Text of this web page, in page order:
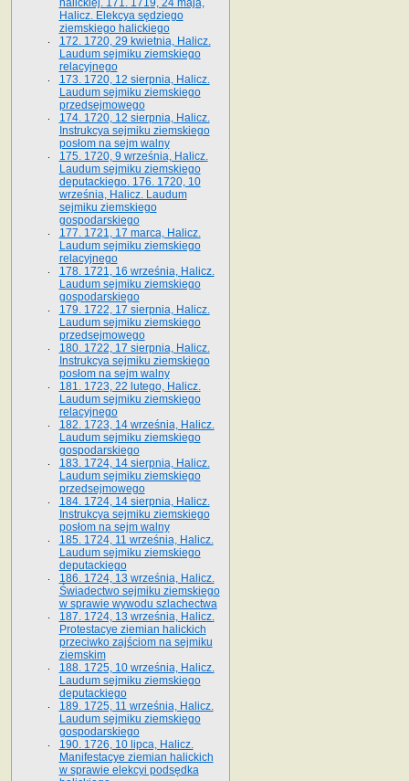
halickiej. 171. 1719, 24 maja,
Halicz. Elekcya sędziego
ziemskiego halickiego
172. 1720, 29 kwietnia, Halicz.
Laudum sejmiku ziemskiego
relacyjnego
173. 1720, 12 sierpnia, Halicz.
Laudum sejmiku ziemskiego
przedsejmowego
174. 1720, 12 sierpnia, Halicz.
Instrukcya sejmiku ziemskiego
posłom na sejm walny
175. 1720, 9 września, Halicz.
Laudum sejmiku ziemskiego
deputackiego. 176. 1720, 10
września, Halicz. Laudum
sejmiku ziemskiego
gospodarskiego
177. 1721, 17 marca, Halicz.
Laudum sejmiku ziemskiego
relacyjnego
178. 1721, 16 września, Halicz.
Laudum sejmiku ziemskiego
gospodarskiego
179. 1722, 17 sierpnia, Halicz.
Laudum sejmiku ziemskiego
przedsejmowego
180. 1722, 17 sierpnia, Halicz.
Instrukcya sejmiku ziemskiego
posłom na sejm walny
181. 1723, 22 lutego, Halicz.
Laudum sejmiku ziemskiego
relacyjnego
182. 1723, 14 września, Halicz.
Laudum sejmiku ziemskiego
gospodarskiego
183. 1724, 14 sierpnia, Halicz.
Laudum sejmiku ziemskiego
przedsejmowego
184. 1724, 14 sierpnia, Halicz.
Instrukcya sejmiku ziemskiego
posłom na sejm walny
185. 1724, 11 września, Halicz.
Laudum sejmiku ziemskiego
deputackiego
186. 1724, 13 września, Halicz.
Świadectwo sejmiku ziemskiego
w sprawie wywodu szlachectwa
187. 1724, 13 września, Halicz.
Protestacye ziemian halickich
przeciwko zajściom na sejmiku
ziemskim
188. 1725, 10 września, Halicz.
Laudum sejmiku ziemskiego
deputackiego
189. 1725, 11 września, Halicz.
Laudum sejmiku ziemskiego
gospodarskiego
190. 1726, 10 lipca, Halicz.
Manifestacye ziemian halickich
w sprawie elekcyi podsędka